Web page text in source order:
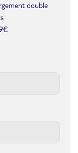
double